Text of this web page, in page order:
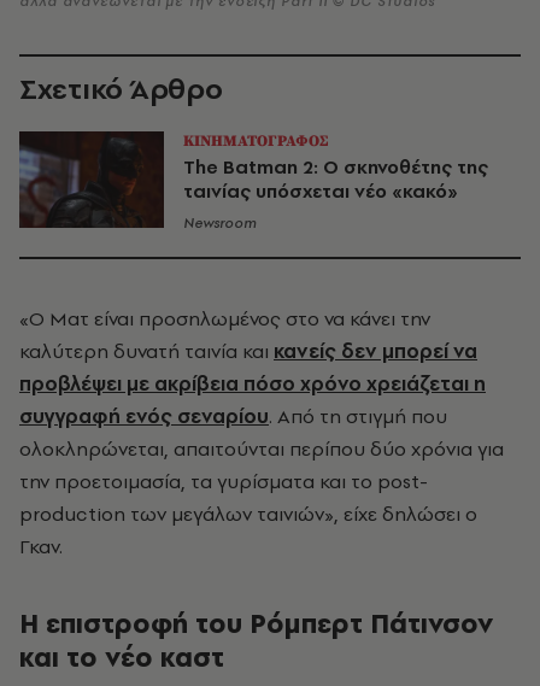
Σχετικό Άρθρο
ΚΙΝΗΜΑΤΟΓΡΑΦΟΣ
The Batman 2: Ο σκηνοθέτης της
ταινίας υπόσχεται νέο «κακό»
Newsroom
«Ο Ματ είναι προσηλωμένος στο να κάνει την
καλύτερη δυνατή ταινία και κανείς δεν μπορεί να
προβλέψει με ακρίβεια πόσο χρόνο χρειάζεται η
συγγραφή ενός σεναρίου. Από τη στιγμή που
ολοκληρώνεται, απαιτούνται περίπου δύο χρόνια για
την προετοιμασία, τα γυρίσματα και το post-
production των μεγάλων ταινιών», είχε δηλώσει ο
Γκαν.
Η επιστροφή του Ρόμπερτ Πάτινσον
και το νέο καστ